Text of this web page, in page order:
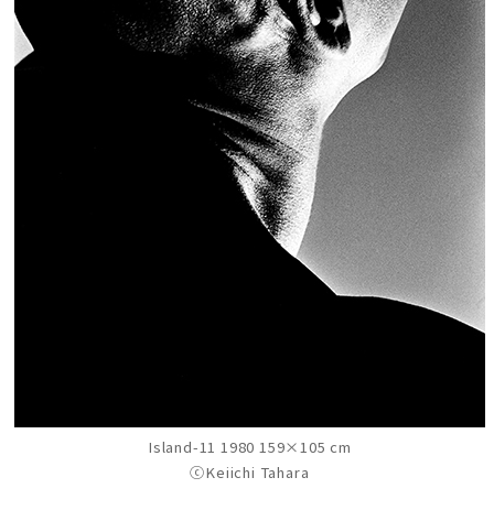
Island-11 1980 159×105 cm
ⓒKeiichi Tahara